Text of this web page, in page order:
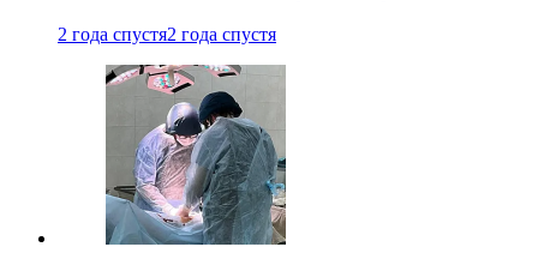
2 года спустя2 года спустя